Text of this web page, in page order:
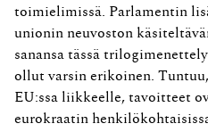
toimielimissä. Parlamentin
unionin neuvoston
sanansa tässä
ollut varsin erikoinen.
EU:ssa liikkeelle, tavoitteet
eurokraatin